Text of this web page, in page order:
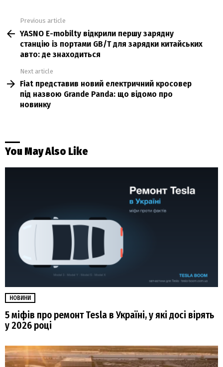
more
Previous article
YASNO E-mobilty відкрили першу зарядну
станцію із портами GB/T для зарядки китайських
авто: де знаходиться
Next article
Fiat представив новий електричний кросовер
під назвою Grande Panda: що відомо про
новинку
You May Also Like
НОВИНИ
5 міфів про ремонт Tesla в Україні, у які досі вірять
у 2026 році